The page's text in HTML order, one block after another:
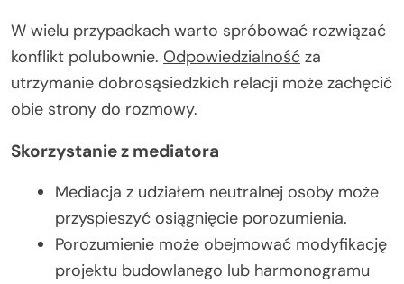
W wielu przypadkach warto spróbować rozwiązać
konflikt polubownie. Odpowiedzialność za
utrzymanie dobrosąsiedzkich relacji może zachęcić
obie strony do rozmowy.
Skorzystanie z mediatora
Mediacja z udziałem neutralnej osoby może
przyspieszyć osiągnięcie porozumienia.
Porozumienie może obejmować modyfikację
projektu budowlanego lub harmonogramu